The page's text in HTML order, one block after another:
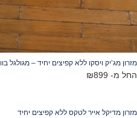
מג’יק ויסקו ללא קפיצים יחיד – מגולגל
מ- ₪899
מדיקל אייר לטקס ללא קפיצים יחיד